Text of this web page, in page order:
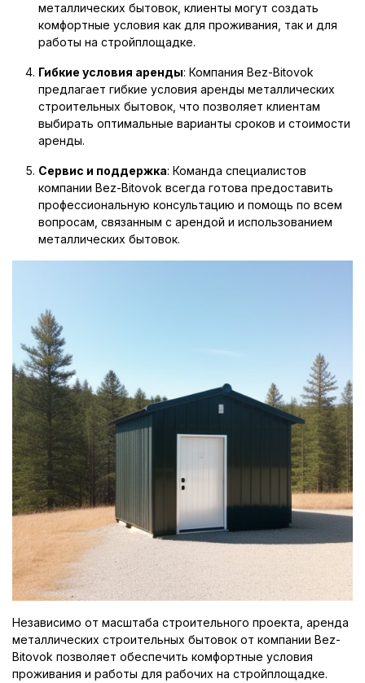
металлических бытовок, клиенты могут создать
комфортные условия как для проживания, так и для
работы на стройплощадке.
Гибкие условия аренды: Компания Bez-Bitovok
предлагает гибкие условия аренды металлических
строительных бытовок, что позволяет клиентам
выбирать оптимальные варианты сроков и стоимости
аренды.
Сервис и поддержка: Команда специалистов
компании Bez-Bitovok всегда готова предоставить
профессиональную консультацию и помощь по всем
вопросам, связанным с арендой и использованием
металлических бытовок.
Независимо от масштаба строительного проекта, аренда
металлических строительных бытовок от компании Bez-
Bitovok позволяет обеспечить комфортные условия
проживания и работы для рабочих на стройплощадке.